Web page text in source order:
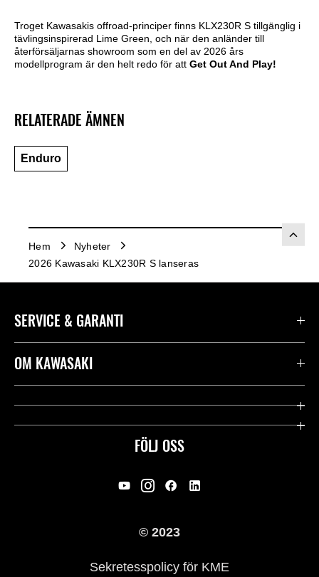
Troget Kawasakis offroad-principer finns KLX230R S tillgänglig i
tävlingsinspirerad Lime Green, och när den anländer till
återförsäljarnas showroom som en del av 2026 års
modellprogram är den helt redo för att Get Out And Play!
RELATERADE ÄMNEN
Enduro
Hem
Nyheter
2026 Kawasaki KLX230R S lanseras
FÖLJ OSS
SERVICE & GARANTI
Kontakta oss
Användbara länkar
Rättsligt & Sekretess
OM KAWASAKI
Företag
© 2023
Sekretesspolicy för KME